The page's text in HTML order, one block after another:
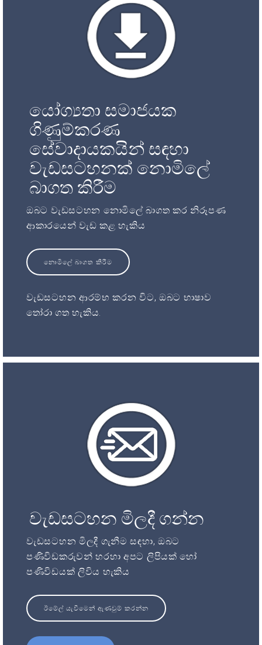
යෝග්‍යතා සමාජයක
ගිණුම්කරණ
සේවාදායකයින් සඳහා
වැඩසටහනක් නොමිලේ
බාගත කිරීම
ඔබට වැඩසටහන නොමිලේ බාගත කර නිරූපණ
ආකාරයෙන් වැඩ කළ හැකිය
නොමිලේ බාගත කිරීම
වැඩසටහන ආරම්භ කරන විට, ඔබට භාෂාව
තෝරා ගත හැකිය.
වැඩසටහන මිලදී ගන්න
වැඩසටහන මිලදී ගැනීම සඳහා, ඔබට
පණිවිඩකරුවන් හරහා අපට ලිපියක් හෝ
පණිවිඩයක් ලිවිය හැකිය
ඊමේල් යැවීමෙන් ඇණවුම් කරන්න